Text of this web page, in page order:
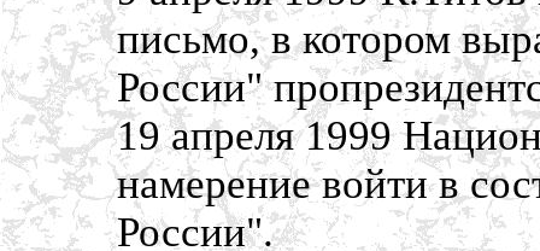
письмо, в котором
России"
19 апреля 1999
намерение войти в
России".